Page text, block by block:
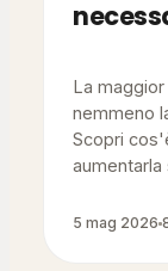
La
nemmeno
Scopri
5 mag 2026